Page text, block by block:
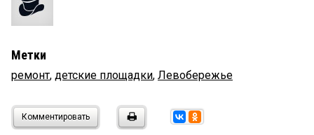
Метки
ремонт, детские площадки, Левобережье
Комментировать